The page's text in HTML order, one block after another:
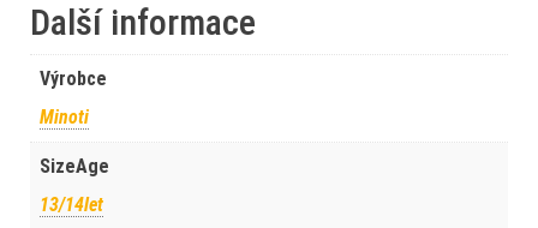
Další informace
Výrobce
Minoti
SizeAge
13/14let